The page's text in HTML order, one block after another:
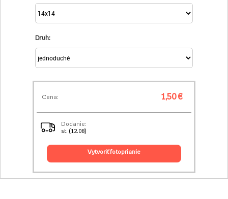
Druh:
Cena: 1,50 €
Dodanie:
st. (12.08)
vytvoriť fotoprianie